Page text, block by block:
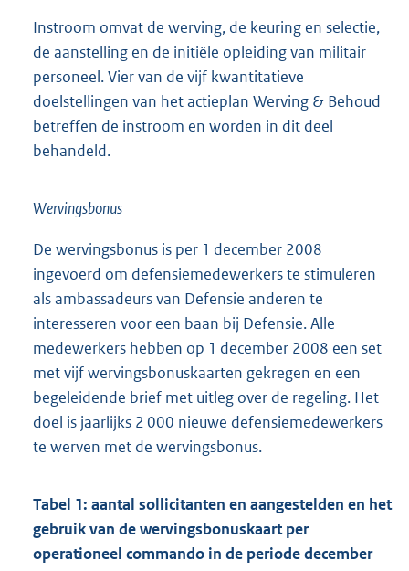
Instroom omvat de werving, de keuring en selectie,
de aanstelling en de initiële opleiding van militair
personeel. Vier van de vijf kwantitatieve
doelstellingen van het actieplan Werving & Behoud
betreffen de instroom en worden in dit deel
behandeld.
Wervingsbonus
De wervingsbonus is per 1 december 2008
ingevoerd om defensiemedewerkers te stimuleren
als ambassadeurs van Defensie anderen te
interesseren voor een baan bij Defensie. Alle
medewerkers hebben op 1 december 2008 een set
met vijf wervingsbonuskaarten gekregen en een
begeleidende brief met uitleg over de regeling. Het
doel is jaarlijks 2 000 nieuwe defensiemedewerkers
te werven met de wervingsbonus.
Tabel 1: aantal sollicitanten en aangestelden en het
gebruik van de wervingsbonuskaart per
operationeel commando in de periode december